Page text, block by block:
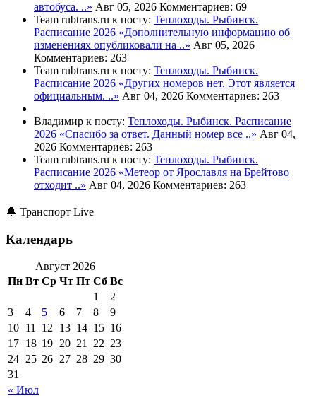
автобуса. ..» Авг 05, 2026 Комментариев: 69
Team rubtrans.ru к посту: Теплоходы. Рыбинск.
Расписание 2026 «Дополнительную информацию об
изменениях опубликовали на ..» Авг 05, 2026
Комментариев: 263
Team rubtrans.ru к посту: Теплоходы. Рыбинск.
Расписание 2026 «Других номеров нет. Этот является
официальным. ..» Авг 04, 2026 Комментариев: 263
Владимир к посту: Теплоходы. Рыбинск. Расписание
2026 «Спасибо за ответ. Данный номер все ..» Авг 04,
2026 Комментариев: 263
Team rubtrans.ru к посту: Теплоходы. Рыбинск.
Расписание 2026 «Метеор от Ярославля на Брейтово
отходит ..» Авг 04, 2026 Комментариев: 263
🔔 Транспорт Live
Календарь
Август 2026
Пн Вт Ср Чт Пт Сб Вс
« Июл
1
2
3
4 5 6 7 8
9
10 11 12 13 14 15 16
17 18 19 20 21 22 23
24 25 26 27 28 29 30
31